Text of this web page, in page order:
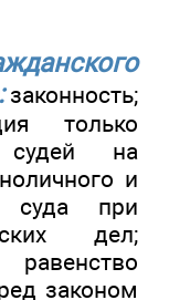
законность;
только
судей на
и
суда при
дел;
законом